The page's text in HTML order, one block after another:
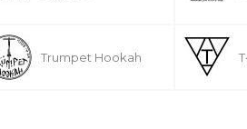
Trumpet Hookah